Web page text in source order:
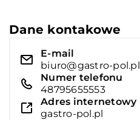
Dane kontakowe
E-mail
biuro@gastro-pol.pl
Numer telefonu
48795655553
Adres internetowy
gastro-pol.pl